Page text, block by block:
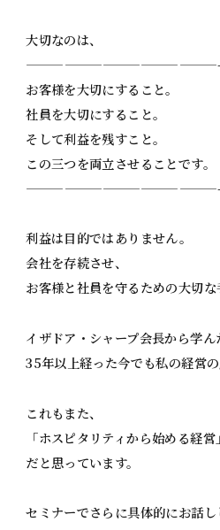
大切なのは、
お客様を大切にすること。
社員を大切にすること。
そして利益を残すこと。
この三つを両立させることです。
利益は目的ではありません。
会社を存続させ、
お客様と社員を守るための大切な
イザドア・シャープ会長から学ん
35年以上経った今でも私の経営の
これもまた、
「ホスピタリティから始める経営」
だと思っています。
セミナーでさらに具体的にお話し